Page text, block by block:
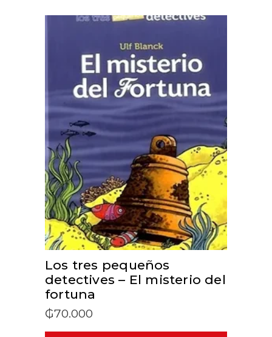
ADD TO CART
Los tres pequeños
detectives – El misterio del
fortuna
₲70.000